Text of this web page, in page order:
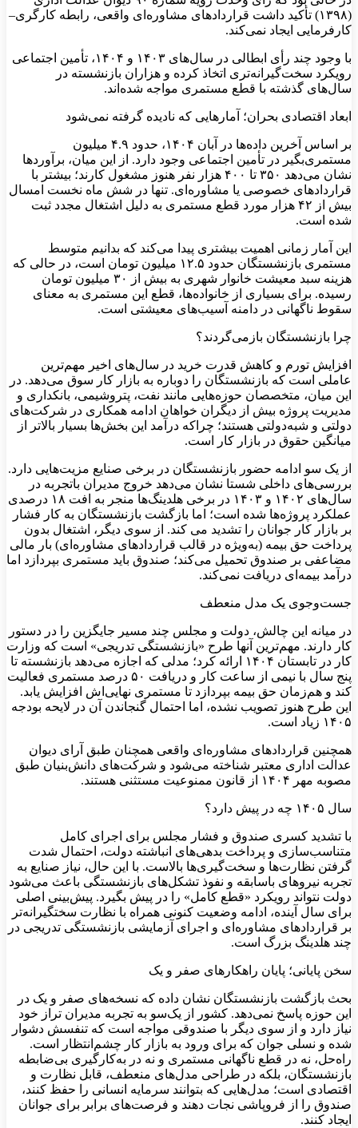
(۱۳۹۸) تأکید داشت قراردادهای مشاوره‌ای واقعی، رابطه کارگری–
کارفرمایی ایجاد نمی‌کند.
با وجود چند رأی ابطالی در سال‌های ۱۴۰۳ و ۱۴۰۴، تأمین اجتماعی
رویکرد سخت‌گیرانه‌تری اتخاذ کرده و هزاران بازنشسته در
سال‌های گذشته با قطع مستمری مواجه شده‌اند.
ابعاد اقتصادی بحران؛ آمارهایی که نادیده گرفته نمی‌شود
بر اساس آخرین داده‌ها در آبان ۱۴۰۴، حدود ۴.۹ میلیون
مستمری‌بگیر در تأمین اجتماعی وجود دارد. از این میان، برآوردها
نشان می‌دهد ۳۵۰ تا ۴۰۰ هزار نفر هنوز مشغول کارند؛ بیشتر با
قراردادهای خصوصی یا مشاوره‌ای. تنها در شش ماه نخست امسال
بیش از ۴۲ هزار مورد قطع مستمری به دلیل اشتغال مجدد ثبت
شده است.
این آمار زمانی اهمیت بیشتری پیدا می‌کند که بدانیم متوسط
مستمری بازنشستگان حدود ۱۲.۵ میلیون تومان است، در حالی که
هزینه سبد معیشت خانوار شهری به بیش از ۳۰ میلیون تومان
رسیده. برای بسیاری از خانواده‌ها، قطع این مستمری به معنای
سقوط ناگهانی در دامنه آسیب‌های معیشتی است.
چرا بازنشستگان بازمی‌گردند؟
افزایش تورم و کاهش قدرت خرید در سال‌های اخیر مهم‌ترین
عاملی است که بازنشستگان را دوباره به بازار کار سوق می‌دهد. در
این میان، متخصصان حوزه‌هایی مانند نفت، پتروشیمی، بانکداری و
مدیریت پروژه بیش از دیگران خواهان ادامه همکاری در شرکت‌های
دولتی و شبه‌دولتی هستند؛ چراکه درآمد این بخش‌ها بسیار بالاتر از
میانگین حقوق در بازار کار است.
از یک سو ادامه حضور بازنشستگان در برخی صنایع مزیت‌هایی دارد.
بررسی‌های داخلی شستا نشان می‌دهد خروج مدیران باتجربه در
سال‌های ۱۴۰۲ و ۱۴۰۳ در برخی هلدینگ‌ها منجر به افت ۱۸ درصدی
عملکرد پروژه‌ها شده است؛ اما بازگشت بازنشستگان به کار فشار
بر بازار کار جوانان را تشدید می کند. از سوی دیگر، اشتغال بدون
پرداخت حق بیمه (به‌ویژه در قالب قراردادهای مشاوره‌ای) بار مالی
مضاعفی بر صندوق تحمیل می‌کند؛ صندوق باید مستمری بپردازد اما
درآمد بیمه‌ای دریافت نمی‌کند.
جست‌وجوی یک مدل منعطف
در میانه این چالش، دولت و مجلس چند مسیر جایگزین را در دستور
کار دارند. مهم‌ترین آنها طرح «بازنشستگی تدریجی» است که وزارت
کار در تابستان ۱۴۰۴ ارائه کرد؛ مدلی که اجازه می‌دهد بازنشسته تا
پنج سال با نیمی از ساعت کار و دریافت ۵۰ درصد مستمری فعالیت
کند و هم‌زمان حق بیمه بپردازد تا مستمری نهایی‌اش افزایش یابد.
این طرح هنوز تصویب نشده، اما احتمال گنجاندن آن در لایحه بودجه
۱۴۰۵ زیاد است.
همچنین قراردادهای مشاوره‌ای واقعی همچنان طبق آرای دیوان
عدالت اداری معتبر شناخته می‌شود و شرکت‌های دانش‌بنیان طبق
مصوبه مهر ۱۴۰۴ از قانون ممنوعیت مستثنی هستند.
سال ۱۴۰۵ چه در پیش دارد؟
با تشدید کسری صندوق و فشار مجلس برای اجرای کامل
متناسب‌سازی و پرداخت بدهی‌های انباشته دولت، احتمال شدت
گرفتن نظارت‌ها و سخت‌گیری‌ها بالاست. با این حال، نیاز صنایع به
تجربه نیروهای باسابقه و نفوذ تشکل‌های بازنشستگی باعث می‌شود
دولت نتواند رویکرد «قطع کامل» را در پیش بگیرد. پیش‌بینی اصلی
برای سال آینده، ادامه وضعیت کنونی همراه با نظارت سختگیرانه‌تر
بر قراردادهای مشاوره‌ای و اجرای آزمایشی بازنشستگی تدریجی در
چند هلدینگ بزرگ است.
سخن پایانی؛ پایان راهکارهای صفر و یک
بحث بازگشت بازنشستگان نشان داده که نسخه‌های صفر و یک در
این حوزه پاسخ نمی‌دهد. کشور از یک‌سو به تجربه مدیران تراز خود
نیاز دارد و از سوی دیگر با صندوقی مواجه است که تنفسش دشوار
شده و نسلی جوان که برای ورود به بازار کار چشم‌انتظار است.
راه‌حل، نه در قطع ناگهانی مستمری و نه در به‌کارگیری بی‌ضابطه
بازنشستگان، بلکه در طراحی مدل‌های منعطف، قابل نظارت و
اقتصادی است؛ مدل‌هایی که بتوانند سرمایه انسانی را حفظ کنند،
صندوق را از فروپاشی نجات دهند و فرصت‌های برابر برای جوانان
ایجاد کنند.